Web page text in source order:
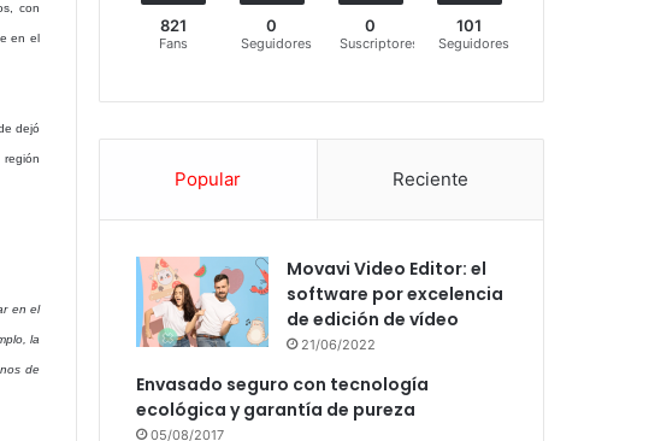
con
en el
dejó
en el
la
de
821
Fans
0
Seguidores
0
Suscriptores
101
Seguidores
Popular Reciente
Movavi Video Editor: el
software por excelencia
de edición de vídeo
21/06/2022
Envasado seguro con tecnología
ecológica y garantía de pureza
05/08/2017